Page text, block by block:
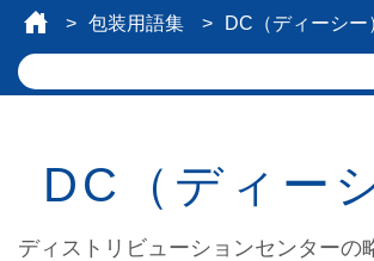
包装用語集 DC（ディーシー
DC（ディー
ディストリビューションセンターの